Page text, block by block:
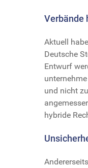
Verbände
Aktuell
Deutsche
Entwurf
und nicht
hybride